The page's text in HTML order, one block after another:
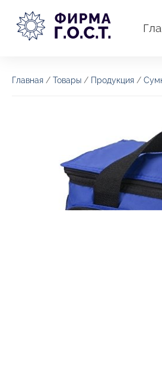
содержимому
Главная / Товары / Продукция /